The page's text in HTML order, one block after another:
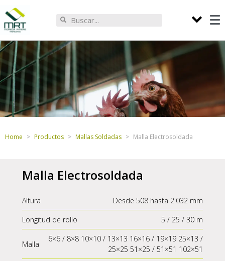
Home Productos Mallas Soldadas Malla Electrosoldada
Malla Electrosoldada
Altura
Desde 508 hasta 2.032 mm
Longitud de rollo
5 / 25 / 30 m
Malla
6×6 / 8×8 10×10 / 13×13 16×16 / 19×19 25×13 /
25×25 51×25 / 51×51 102×51